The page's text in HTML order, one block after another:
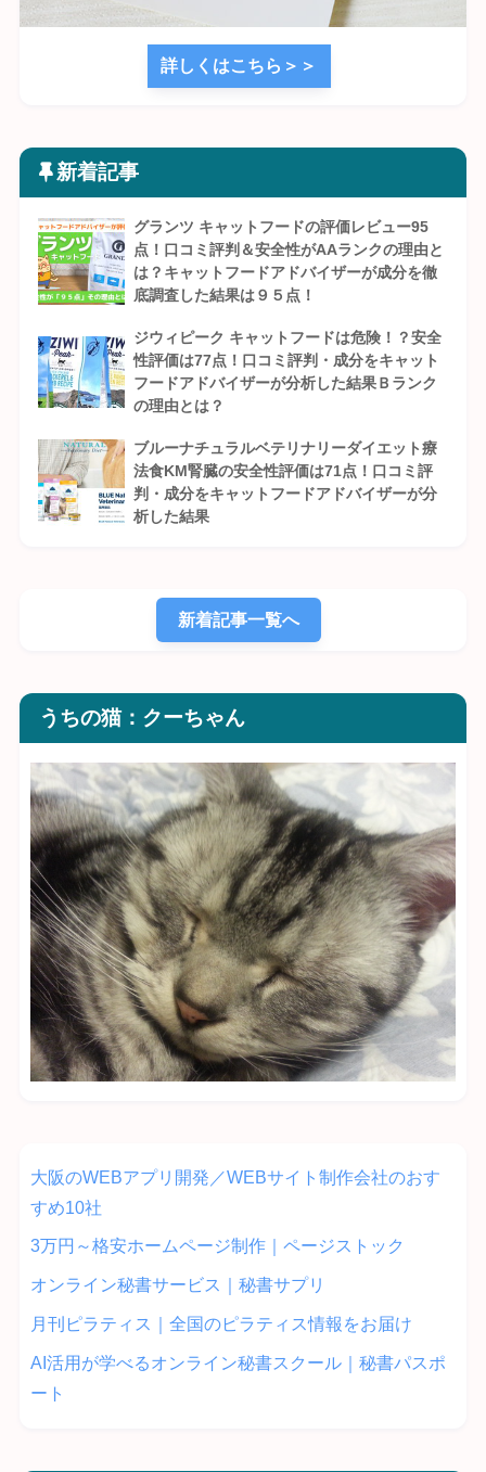
詳しくはこちら＞＞
新着記事
グランツ キャットフードの評価レビュー95
点！口コミ評判＆安全性がAAランクの理由と
は？キャットフードアドバイザーが成分を徹
底調査した結果は９５点！
ジウィピーク キャットフードは危険！？安全
性評価は77点！口コミ評判・成分をキャット
フードアドバイザーが分析した結果Ｂランク
の理由とは？
ブルーナチュラルベテリナリーダイエット療
法食KM腎臓の安全性評価は71点！口コミ評
判・成分をキャットフードアドバイザーが分
析した結果
新着記事一覧へ
うちの猫：クーちゃん
大阪のWEBアプリ開発／WEBサイト制作会社のおす
すめ10社
3万円～格安ホームページ制作｜ページストック
オンライン秘書サービス｜秘書サプリ
月刊ピラティス｜全国のピラティス情報をお届け
AI活用が学べるオンライン秘書スクール｜秘書パスポ
ート